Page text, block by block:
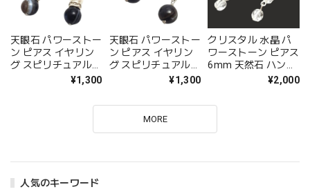
人気のキーワード
天眼石 パワーストー
ン ピアス イヤリン
グ スピリチュアル
コットンパール 金属
¥1,300
天眼石 パワーストー
ン ピアス イヤリン
グ スピリチュアル
シンプル 10mm 金
変更可 プレゼント
ギフト ラッピング無
¥1,300
クリスタル 水晶 パ
ワーストーン ピアス
6mm 天然石 ハンド
メイド アクセサリー
金属アレルギー チタ
¥2,000
MORE